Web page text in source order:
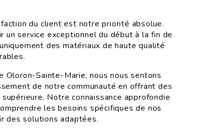
du client est notre priorité absolue.
un service exceptionnel du début à la fin de
des matériaux de haute qualité
Oloron-Sainte-Marie, nous nous sentons
de notre communauté en offrant des
Notre connaissance approfondie
les besoins spécifiques de nos
des solutions adaptées.